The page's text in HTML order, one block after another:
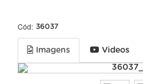
Cód: 36037
Imagens Videos